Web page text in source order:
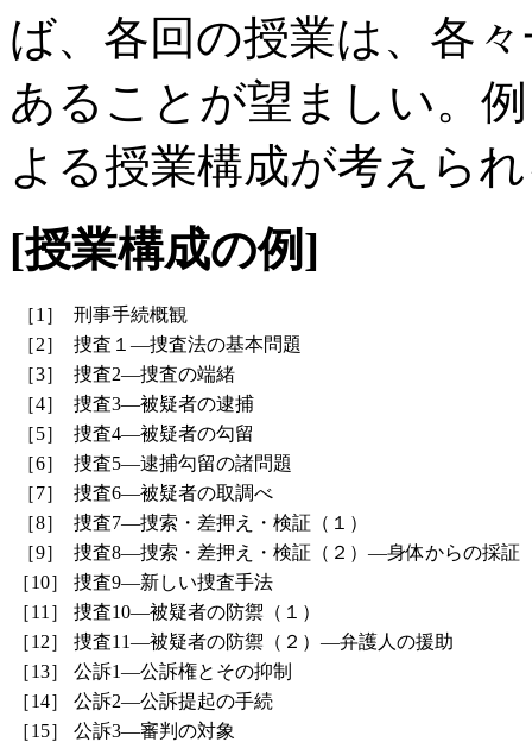
ば、各回の授業は、各
あることが望ましい。
よる授業構成が考えら
[授業構成の例]
［1］
刑事手続概観
［2］
捜査１―捜査法の基本問題
［3］
捜査2―捜査の端緒
［4］
捜査3―被疑者の逮捕
［5］
捜査4―被疑者の勾留
［6］
捜査5―逮捕勾留の諸問題
［7］
捜査6―被疑者の取調べ
［8］
捜査7―捜索・差押え・検証（１）
［9］
捜査8―捜索・差押え・検証（２）―身体からの採証
［10］
捜査9―新しい捜査手法
［11］
捜査10―被疑者の防禦（１）
［12］
捜査11―被疑者の防禦（２）―弁護人の援助
［13］
公訴1―公訴権とその抑制
［14］
公訴2―公訴提起の手続
［15］
公訴3―審判の対象